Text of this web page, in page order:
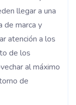
llegar a una
de marca y
atención a los
de los
al máximo
de